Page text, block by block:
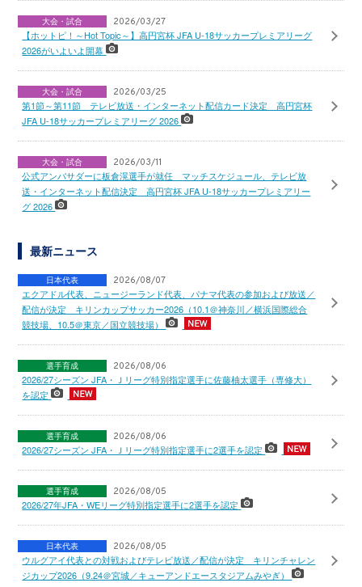
大会・試合 2026/03/27
【ホットピ！～Hot Topic～】高円宮杯 JFA U-18サッカープレミアリーグ
2026がいよいよ開幕
大会・試合 2026/03/25
第1節～第11節 テレビ放送・インターネット配信カード決定 高円宮杯
JFA U-18サッカープレミアリーグ 2026
大会・試合 2026/03/11
公式アンバサダーに板倉滉選手が就任 マッチスケジュール、テレビ放
送・インターネット配信決定 高円宮杯 JFA U-18サッカープレミアリー
グ 2026
最新ニュース
日本代表 2026/08/07
エクアドル代表、ニュージーランド代表、パナマ代表の参加および放送／
配信が決定 キリンカップサッカー2026（10.1＠神奈川／横浜国際総合
競技場、10.5＠東京／国立競技場）
選手育成 2026/08/06
2026/27シーズン JFA・Ｊリーグ特別指定選手に佐藤柚太選手（専修大）
を認定
選手育成 2026/08/06
2026/27シーズン JFA・Ｊリーグ特別指定選手に2選手を認定
選手育成 2026/08/05
2026/27年JFA・WEリーグ特別指定選手に2選手を認定
日本代表 2026/08/05
ウルグアイ代表との対戦およびテレビ放送／配信が決定 キリンチャレン
ジカップ2026（9.24＠宮城／キューアンドエースタジアムみやぎ）